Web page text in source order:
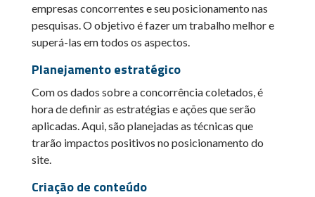
empresas concorrentes e seu posicionamento nas
pesquisas. O objetivo é fazer um trabalho melhor e
superá-las em todos os aspectos.
Planejamento estratégico
Com os dados sobre a concorrência coletados, é
hora de definir as estratégias e ações que serão
aplicadas. Aqui, são planejadas as técnicas que
trarão impactos positivos no posicionamento do
site.
Criação de conteúdo